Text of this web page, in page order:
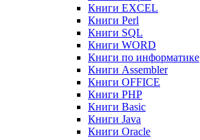
Книги EXCEL
Книги Perl
Книги SQL
Книги WORD
Книги по информатике
Книги Assembler
Книги OFFICE
Книги PHP
Книги Basic
Книги Java
Книги Oracle